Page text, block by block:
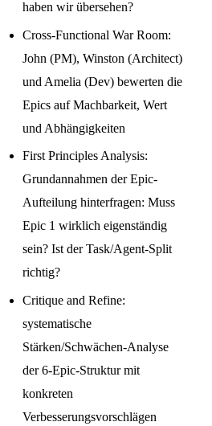
haben wir übersehen?
Cross-Functional War Room:
John (PM), Winston (Architect)
und Amelia (Dev) bewerten die
Epics auf Machbarkeit, Wert
und Abhängigkeiten
First Principles Analysis:
Grundannahmen der Epic-
Aufteilung hinterfragen: Muss
Epic 1 wirklich eigenständig
sein? Ist der Task/Agent-Split
richtig?
Critique and Refine:
systematische
Stärken/Schwächen-Analyse
der 6-Epic-Struktur mit
konkreten
Verbesserungsvorschlägen